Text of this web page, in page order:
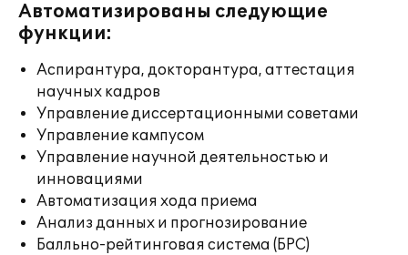
Автоматизированы следующие
функции:
Аспирантура, докторантура, аттестация
научных кадров
Управление диссертационными советами
Управление кампусом
Управление научной деятельностью и
инновациями
Автоматизация хода приема
Анализ данных и прогнозирование
Балльно-рейтинговая система (БРС)